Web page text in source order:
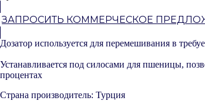
ЗАПРОСИТЬ КОММЕРЧЕСКОЕ
Дозатор используется для перемешивания в
Устанавливается под силосами для пшеницы,
процентах
Страна производитель: Турция